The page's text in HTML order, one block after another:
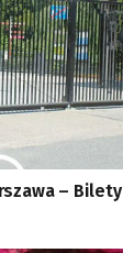
– Bilety